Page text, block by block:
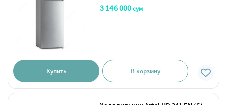
3 146 000сум
Купить В корзину